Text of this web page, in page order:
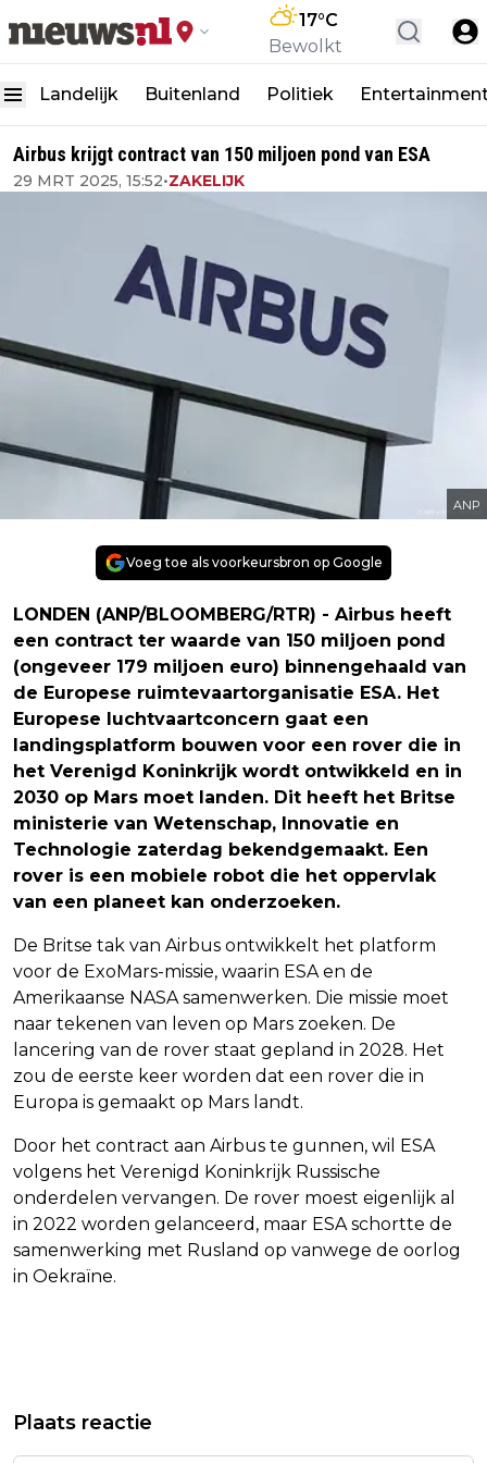
17°C
Bewolkt
Landelijk Buitenland Politiek
Airbus krijgt contract van 150 miljoen pond van ESA
29 MRT 2025, 15:52•ZAKELIJK
ANP
Voeg toe als voorkeursbron op Google
LONDEN (ANP/BLOOMBERG/RTR) - Airbus heeft
een contract ter waarde van 150 miljoen pond
(ongeveer 179 miljoen euro) binnengehaald van
de Europese ruimtevaartorganisatie ESA. Het
Europese luchtvaartconcern gaat een
landingsplatform bouwen voor een rover die in
het Verenigd Koninkrijk wordt ontwikkeld en in
2030 op Mars moet landen. Dit heeft het Britse
ministerie van Wetenschap, Innovatie en
Technologie zaterdag bekendgemaakt. Een
rover is een mobiele robot die het oppervlak
van een planeet kan onderzoeken.
De Britse tak van Airbus ontwikkelt het platform
voor de ExoMars-missie, waarin ESA en de
Amerikaanse NASA samenwerken. Die missie moet
naar tekenen van leven op Mars zoeken. De
lancering van de rover staat gepland in 2028. Het
zou de eerste keer worden dat een rover die in
Europa is gemaakt op Mars landt.
Door het contract aan Airbus te gunnen, wil ESA
volgens het Verenigd Koninkrijk Russische
onderdelen vervangen. De rover moest eigenlijk al
in 2022 worden gelanceerd, maar ESA schortte de
samenwerking met Rusland op vanwege de oorlog
in Oekraïne.
BEELDJE UNIEK ITEM OP VEILING
RTL 4 ZENDT DOCUMENTAIRE SAM
Plaats reactie